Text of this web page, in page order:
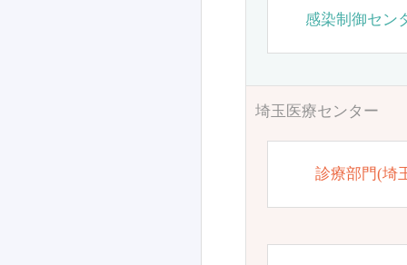
感染制御セン
埼玉医療センター
診療部門(埼